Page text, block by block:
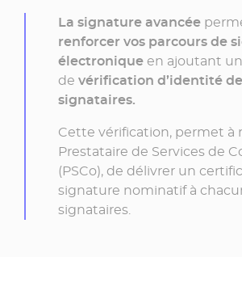
La signature avancée
renforcer vos parcours de
électronique en ajoutant
de vérification d’identité
signataires.
Cette vérification, permet à
Prestataire de Services de
(PSCo), de délivrer un
signature nominatif à
signataires.